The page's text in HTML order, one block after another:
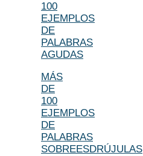
100
EJEMPLOS
DE
PALABRAS
AGUDAS
MÁS
DE
100
EJEMPLOS
DE
PALABRAS
SOBREESDRÚJULAS